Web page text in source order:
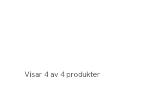
Visar 4 av 4 produkter